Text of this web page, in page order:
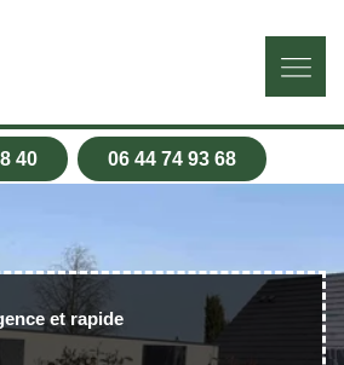
40 06 44 74 93 68
et rapide